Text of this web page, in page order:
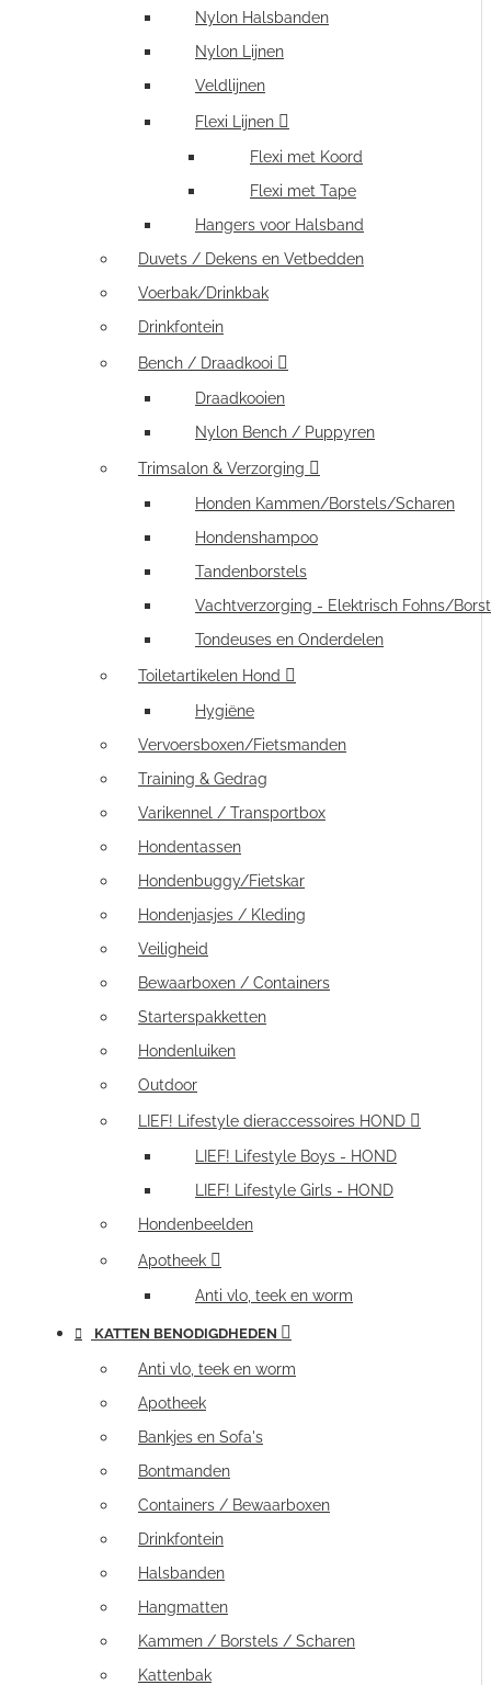
Nylon Halsbanden
Nylon Lijnen
Veldlijnen
Flexi Lijnen
Flexi met Koord
Flexi met Tape
Hangers voor Halsband
Duvets / Dekens en Vetbedden
Voerbak/Drinkbak
Drinkfontein
Bench / Draadkooi
Draadkooien
Nylon Bench / Puppyren
Trimsalon & Verzorging
Honden Kammen/Borstels/Scharen
Hondenshampoo
Tandenborstels
Vachtverzorging - Elektrisch Fohns/
Tondeuses en Onderdelen
Toiletartikelen Hond
Hygiëne
Vervoersboxen/Fietsmanden
Training & Gedrag
Varikennel / Transportbox
Hondentassen
Hondenbuggy/Fietskar
Hondenjasjes / Kleding
Veiligheid
Bewaarboxen / Containers
Starterspakketten
Hondenluiken
Outdoor
LIEF! Lifestyle dieraccessoires HOND
LIEF! Lifestyle Boys - HOND
LIEF! Lifestyle Girls - HOND
Hondenbeelden
Apotheek
Anti vlo, teek en worm
KATTEN BENODIGDHEDEN
Anti vlo, teek en worm
Apotheek
Bankjes en Sofa's
Bontmanden
Containers / Bewaarboxen
Drinkfontein
Halsbanden
Hangmatten
Kammen / Borstels / Scharen
Kattenbak